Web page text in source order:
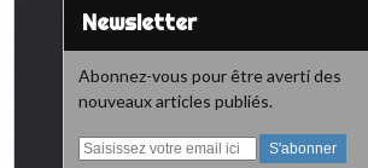
Newsletter
Abonnez-vous pour être averti des
nouveaux articles publiés.
E